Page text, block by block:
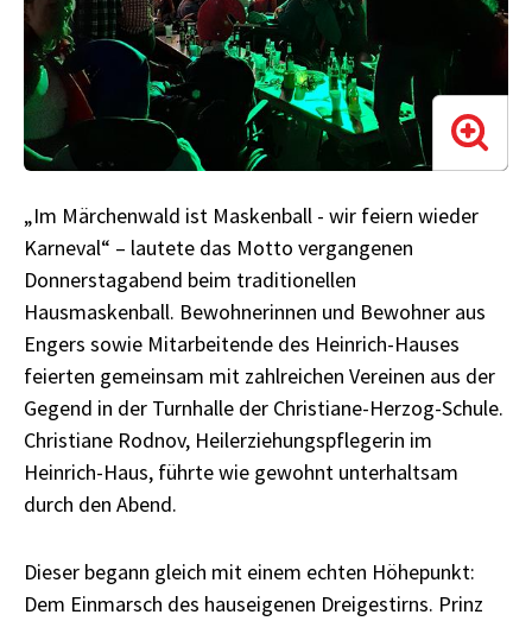
„Im Märchenwald ist Maskenball - wir feiern wieder
Karneval“ – lautete das Motto vergangenen
Donnerstagabend beim traditionellen
Hausmaskenball. Bewohnerinnen und Bewohner aus
Engers sowie Mitarbeitende des Heinrich-Hauses
feierten gemeinsam mit zahlreichen Vereinen aus der
Gegend in der Turnhalle der Christiane-Herzog-Schule.
Christiane Rodnov, Heilerziehungspflegerin im
Heinrich-Haus, führte wie gewohnt unterhaltsam
durch den Abend.
Dieser begann gleich mit einem echten Höhepunkt:
Dem Einmarsch des hauseigenen Dreigestirns. Prinz